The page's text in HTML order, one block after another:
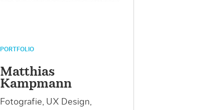
PORTFOLIO
Matthias
Kampmann
Fotografie, UX Design,